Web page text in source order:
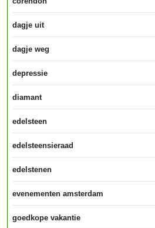
dagje uit
dagje weg
depressie
diamant
edelsteen
edelsteensieraad
edelstenen
evenementen amsterdam
goedkope vakantie